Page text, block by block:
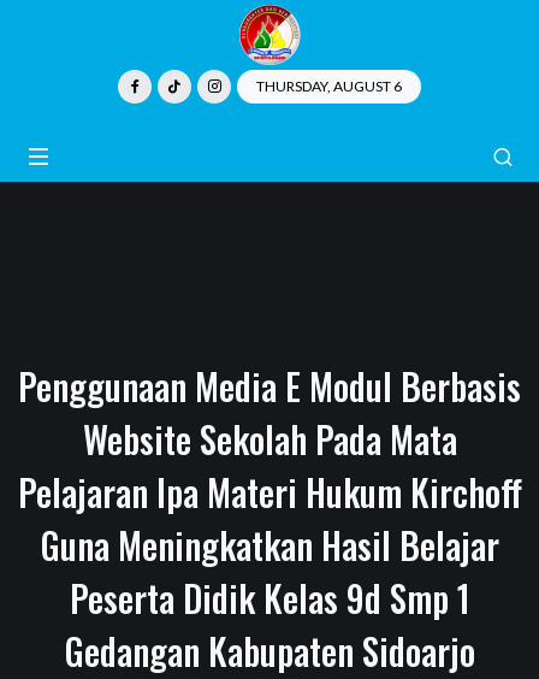
THURSDAY, AUGUST 6
Penggunaan Media E Modul Berbasis
Website Sekolah Pada Mata
Pelajaran Ipa Materi Hukum Kirchoff
Guna Meningkatkan Hasil Belajar
Peserta Didik Kelas 9d Smp 1
Gedangan Kabupaten Sidoarjo